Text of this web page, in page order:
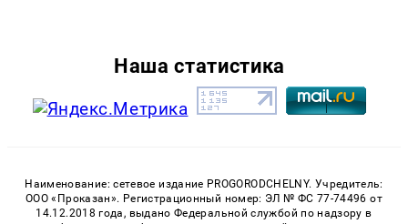
Наша статистика
Наименование: сетевое издание PROGORODCHELNY. Учредитель:
ООО «Проказан». Регистрационный номер: ЭЛ № ФС 77-74496 от
14.12.2018 года, выдано Федеральной службой по надзору в